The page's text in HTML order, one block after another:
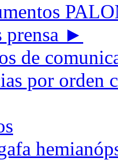
prensa ►
de
por orden